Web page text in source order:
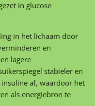
in glucose
in het lichaam door
en
lagere
stabieler en
af, waardoor het
als energiebron te